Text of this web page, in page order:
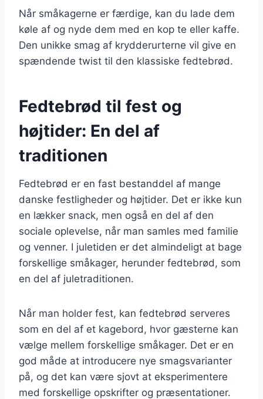
Når småkagerne er færdige, kan du lade dem
køle af og nyde dem med en kop te eller kaffe.
Den unikke smag af krydderurterne vil give en
spændende twist til den klassiske fedtebrød.
Fedtebrød til fest og
højtider: En del af
traditionen
Fedtebrød er en fast bestanddel af mange
danske festligheder og højtider. Det er ikke kun
en lækker snack, men også en del af den
sociale oplevelse, når man samles med familie
og venner. I juletiden er det almindeligt at bage
forskellige småkager, herunder fedtebrød, som
en del af juletraditionen.
Når man holder fest, kan fedtebrød serveres
som en del af et kagebord, hvor gæsterne kan
vælge mellem forskellige småkager. Det er en
god måde at introducere nye smagsvarianter
på, og det kan være sjovt at eksperimentere
med forskellige opskrifter og præsentationer.